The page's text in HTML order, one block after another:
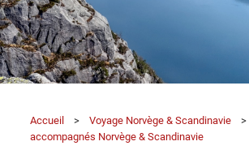
Accueil > Voyage Norvège & Scandinavie >
accompagnés Norvège & Scandinavie